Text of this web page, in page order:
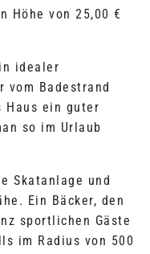
Höhe von 25,00 €
idealer
vom Badestrand
Haus ein guter
so im Urlaub
Skatanlage und
Ein Bäcker, den
sportlichen Gäste
im Radius von 500